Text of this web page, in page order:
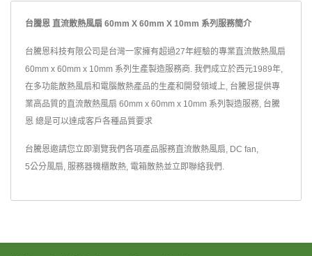
台騰恩 直流散熱風扇 60mm X 60mm X 10mm 系列服務簡介
台騰恩科技有限公司是台灣一家擁有超過27年經驗的專業直流散熱風扇
60mm x 60mm x 10mm 系列生產製造服務商. 我們成立於西元1989年,
在多功能散熱風扇和電腦散熱產品的生產和開發領域上, 台騰恩提供專
業高品質的直流散熱風扇 60mm x 60mm x 10mm 系列製造服務, 台騰
恩 總是可以達成客戶各種品質要求
台騰恩邀請您立即瀏覽我們各項產品服務直流散熱風扇 DC fan
5公分風扇
服務器機櫃散熱 電箱散熱並立即聯絡我們